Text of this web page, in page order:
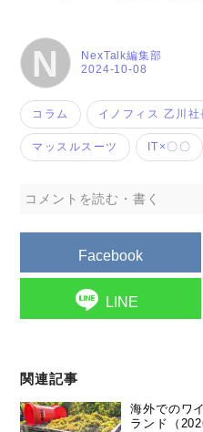
N 2024-10-08
NexTalk編集部
コラム イノフィス 乙川社
マッスルスーツ IT×〇〇
コメントを読む・書く
Facebook
LINE
関連記事
海外でのワ
ランド（